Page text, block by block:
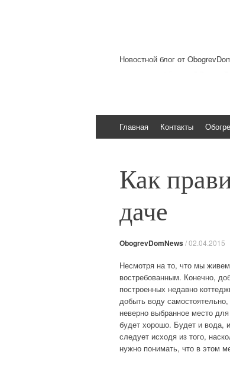
Новостной блог от
Перейти к содержимому
Главная Контакты
Как
даче
ObogrevDomNews/02.04.2015
Несмотря на то, что мы
востребованным. Конечно,
построенных недавно
добыть воду
неверно выбранное место
будет хорошо. Будет и вода,
следует исходя из того,
нужно понимать, что в этом